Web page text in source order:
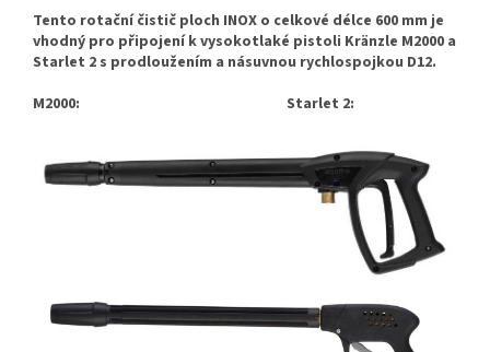
Tento rotační čistič ploch INOX o celkové délce 600 mm je
vhodný pro připojení k vysokotlaké pistoli Kränzle M2000 a
Starlet 2 s prodloužením a násuvnou rychlospojkou D12.
M2000: Starlet 2: